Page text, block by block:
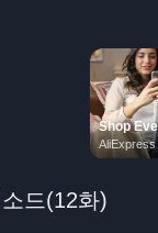
드(12화)